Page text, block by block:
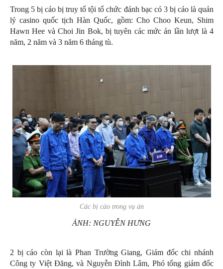
Trong 5 bị cáo bị truy tố tội tổ chức đánh bạc có 3 bị cáo là quản
lý casino quốc tịch Hàn Quốc, gồm: Cho Choo Keun, Shim
Hawn Hee và Choi Jin Bok, bị tuyên các mức án lần lượt là 4
năm, 2 năm và 3 năm 6 tháng tù.
Các bị cáo trong vụ án
ẢNH: NGUYỄN HƯNG
2 bị cáo còn lại là Phan Trường Giang, Giám đốc chi nhánh
Công ty Việt Đăng, và Nguyễn Đình Lâm, Phó tổng giám đốc